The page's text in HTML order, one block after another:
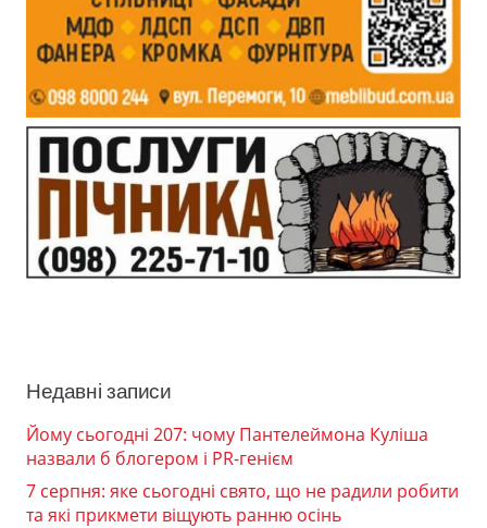
Недавні записи
Йому сьогодні 207: чому Пантелеймона Куліша
назвали б блогером і PR-генієм
7 серпня: яке сьогодні свято, що не радили робити
та які прикмети віщують ранню осінь